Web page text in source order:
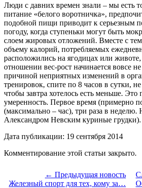
Люди с давних времен знали – мы есть
питание «белого воротничка»,
подобной пищи приводит к серьезным
погоду, когда ступеньки могут быть
слоем жировых отложений. Вместе с
объему калорий, потребляемых
расположились на ягодицах или животе,
отношении вес-рост начинается вовсе
причиной неприятных изменений в
тренировок, спите по 8 часов в сутки,
чтобы завтра хотелось есть меньше.
умеренность. Первое время (примерно
(максимально – час), три раза в
Александром Невским куриные грудки).
Дата публикации: 19 сентября 2014
Комментирование этой статьи закрыто.
← Предыдущая новость
Железный спорт для тех, кому за…